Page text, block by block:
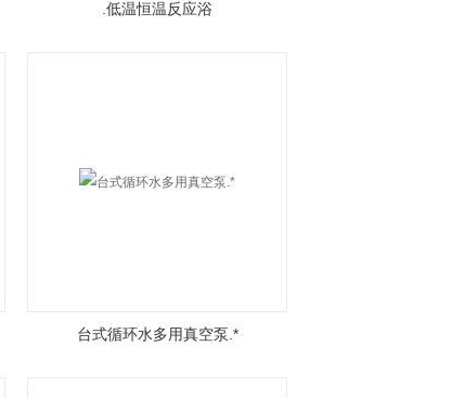
.低温恒温反应浴
台式循环水多用真空泵.*